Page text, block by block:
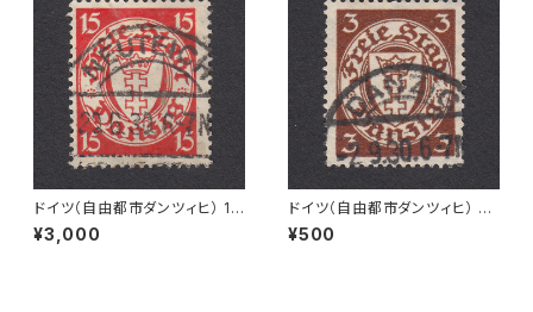
ドイツ（自由都市ダンツィヒ） 15
Pf Mi#214 使用済み切手｜NE
UTEICH 20.6.1930
¥3,000
ドイツ（自由都市ダンツィヒ） 3P
f Mi#216 使用済み切手｜DA
NZIG 2.9.1930
¥500